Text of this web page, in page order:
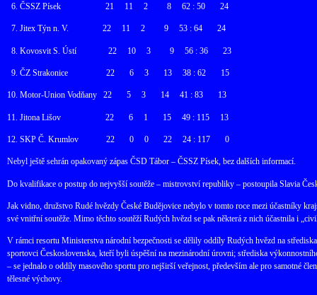
6. ČSSZ Písek 21 11 2 8 62 : 50 24
7. Jitex Týn n. V. 22 11 2 9 53 : 64 24
8. Kovosvit S. Ústí 22 10 3 9 56 : 36 23
9. ČZ Strakonice 22 6 3 13 38 : 62 15
10. Motor-Union Vodňany 22 5 3 14 41 : 83 13
11. Jitona Lišov 22 6 1 15 49 : 115 13
12. SKP Č. Krumlov 22 0 0 22 24 : 117 0
Nebyl ještě sehrán opakovaný zápas ČSD Tábor – ČSSZ Písek, bez dalších informací.
Do kvalifikace o postup do nejvyšší soutěže – mistrovství republiky – postoupila Slavia
Jak vidno, družstvo Rudé hvězdy České Budějovice nebylo v tomto roce mezi účastníky
své vnitřní soutěže. Mimo těchto soutěží Rudých hvězd se pak některá z nich účastnila i
V rámci resortu Ministerstva národní bezpečnosti se dělily oddíly Rudých hvězd na
sportovci Československa, kteří byli úspěšní na mezinárodní úrovni; střediska
– se jednalo o oddíly masového sportu pro nejširší veřejnost, především ale pro samotné
tělesné výchovy.